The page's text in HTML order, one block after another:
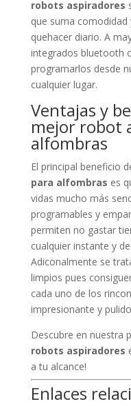
robots aspiradores
que suma
quehacer diario. A
integrados bluetooth
programarlos desde
cualquier lugar.
Ventajas y
mejor robot
alfombras
El principal beneficio
para alfombras es
vidas mucho más
programables y
permiten no gastar
cualquier instante y
Adiconalmente se
limpios pues
cada uno de los
impresionante y
Descubre en nuestra
robots aspiradores
a tu alcance!
Enlaces